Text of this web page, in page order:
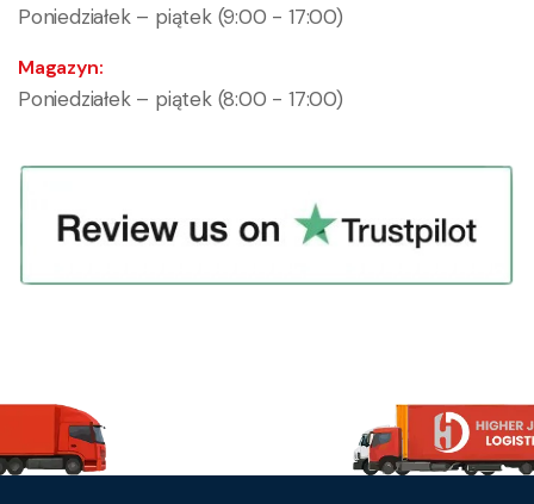
Poniedziałek – piątek (9:00 - 17:00)
Magazyn:
Poniedziałek – piątek (8:00 - 17:00)